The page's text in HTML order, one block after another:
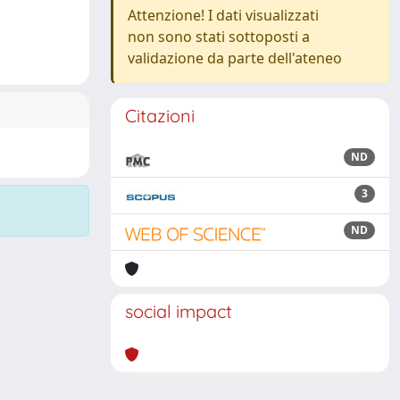
Attenzione! I dati visualizzati
non sono stati sottoposti a
validazione da parte dell'ateneo
Citazioni
ND
3
ND
social impact